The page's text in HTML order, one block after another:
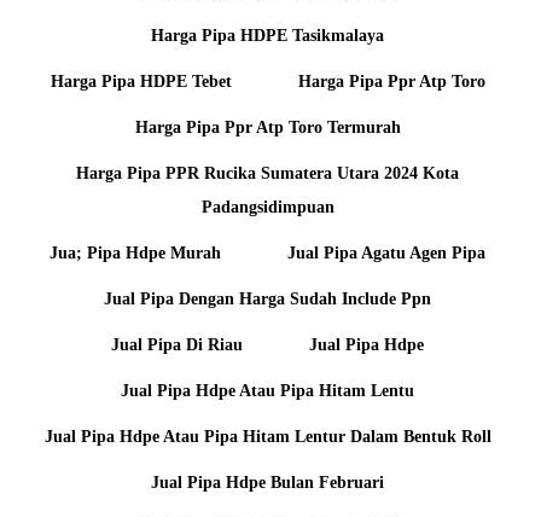
Harga Pipa HDPE Tasikmalaya
Harga Pipa HDPE Tebet Harga Pipa Ppr Atp Toro
Harga Pipa Ppr Atp Toro Termurah
Harga Pipa PPR Rucika Sumatera Utara 2024 Kota
Padangsidimpuan
Jua; Pipa Hdpe Murah Jual Pipa Agatu Agen Pipa
Jual Pipa Dengan Harga Sudah Include Ppn
Jual Pipa Di Riau Jual Pipa Hdpe
Jual Pipa Hdpe Atau Pipa Hitam Lentu
Jual Pipa Hdpe Atau Pipa Hitam Lentur Dalam Bentuk Roll
Jual Pipa Hdpe Bulan Februari